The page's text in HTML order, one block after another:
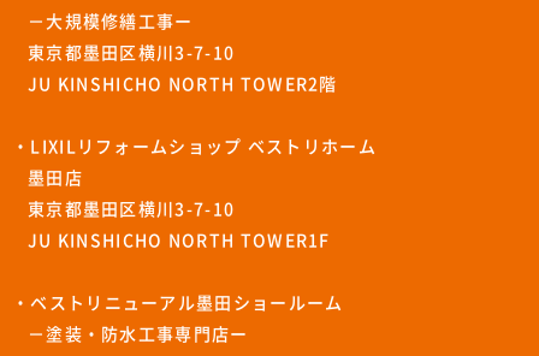
－大規模修繕工事ー
東京都墨田区横川3-7-10
JU KINSHICHO NORTH TOWER2階
・LIXILリフォームショップ ベストリホーム
墨田店
東京都墨田区横川3-7-10
JU KINSHICHO NORTH TOWER1F
・ベストリニューアル墨田ショールーム
－塗装・防水工事専門店ー